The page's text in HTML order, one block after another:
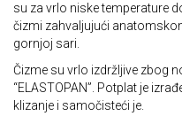
su za vrlo niske temperature
čizmi zahvaljujući
gornjoj sari.
Čizme su vrlo izdržljive zbog
“ELASTOPAN”. Potplat je
klizanje i samočisteći je.